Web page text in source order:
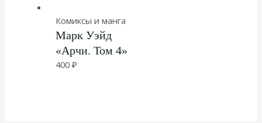
Комиксы и манга
Марк Уэйд
«Арчи. Том 4»
400₽